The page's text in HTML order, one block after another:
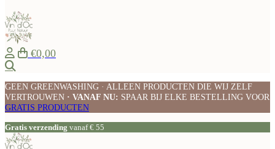
€0,00
GEEN GREENWASHING · ALLEEN PRODUCTEN DIE WIJ ZELF
VERTROUWEN · VANAF NU: SPAAR BIJ ELKE BESTELLING VOOR
GRATIS PRODUCTEN
Gratis verzending vanaf € 55